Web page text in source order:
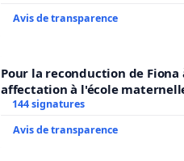
Mes déplacements
importants,
accéder aux rares
« mur » .
Avis de transparence
Pour la reconduction de Fiona
affectation à l'école
LAMARTINE auprès de Léo N. en
144 signatures
Avis de transparence